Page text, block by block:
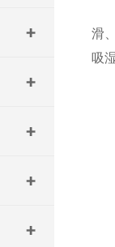
针
滑
吸
三